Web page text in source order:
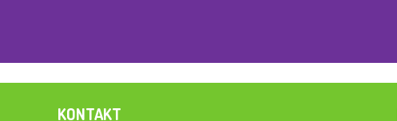
KONTAKT